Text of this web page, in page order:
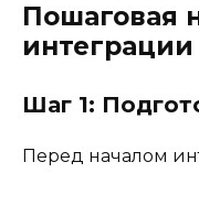
Пошаговая
интеграции
Шаг 1:
Перед началом